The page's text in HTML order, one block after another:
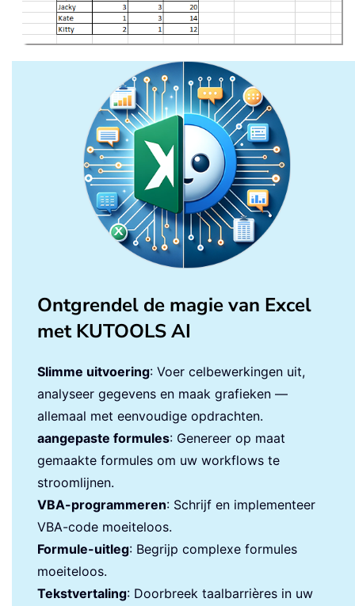
Ontgrendel de magie van Excel
met KUTOOLS AI
Slimme uitvoering: Voer celbewerkingen uit,
analyseer gegevens en maak grafieken —
allemaal met eenvoudige opdrachten.
aangepaste formules: Genereer op maat
gemaakte formules om uw workflows te
stroomlijnen.
VBA-programmeren: Schrijf en implementeer
VBA-code moeiteloos.
Formule-uitleg: Begrijp complexe formules
moeiteloos.
Tekstvertaling: Doorbreek taalbarrières in uw